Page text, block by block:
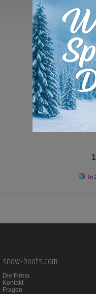
In
snow-boots.com
Die Firma
Kontakt
Fragen